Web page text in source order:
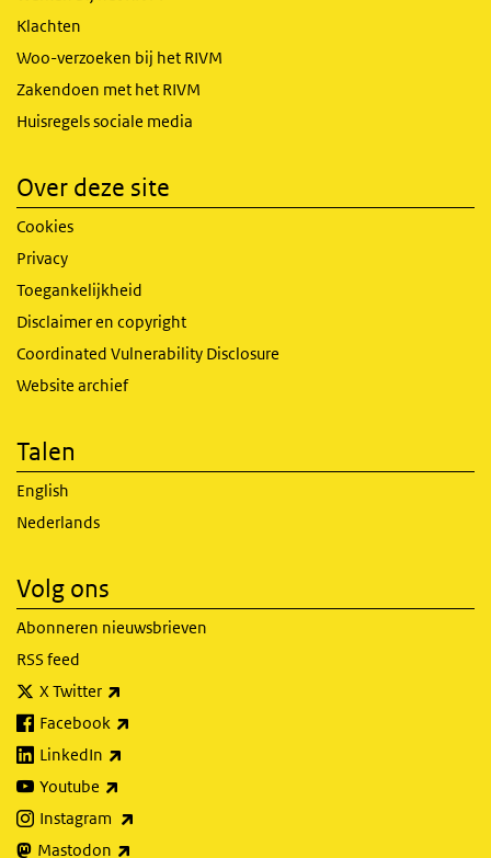
Klachten
Woo-verzoeken bij het RIVM
Zakendoen met het RIVM
Huisregels sociale media
Over deze site
Cookies
Privacy
Toegankelijkheid
Disclaimer en copyright
Coordinated Vulnerability Disclosure
Website archief
Talen
English
Nederlands
Volg ons
Abonneren nieuwsbrieven
RSS feed
X Twitter
Facebook
LinkedIn
Youtube
Instagram
Mastodon